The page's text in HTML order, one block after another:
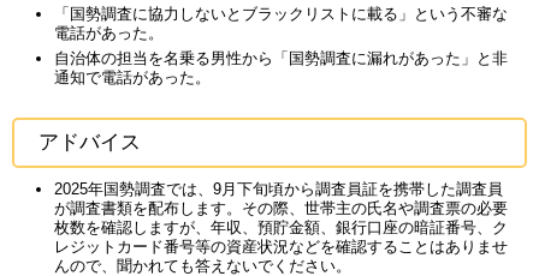
「国勢調査に協力しないとブラックリストに載る」という不審な
電話があった。
自治体の担当を名乗る男性から「国勢調査に漏れがあった」と非
通知で電話があった。
アドバイス
2025年国勢調査では、9月下旬頃から調査員証を携帯した調査員
が調査書類を配布します。その際、世帯主の氏名や調査票の必要
枚数を確認しますが、年収、預貯金額、銀行口座の暗証番号、ク
レジットカード番号等の資産状況などを確認することはありませ
んので、聞かれても答えないでください。